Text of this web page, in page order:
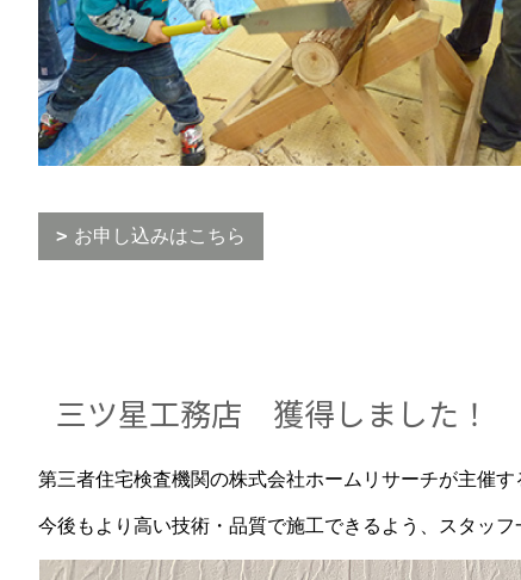
お申し込みはこちら
三ツ星工務店 獲得しました！
第三者住宅検査機関の株式会社ホームリサーチが主催
今後もより高い技術・品質で施工できるよう、スタッフ